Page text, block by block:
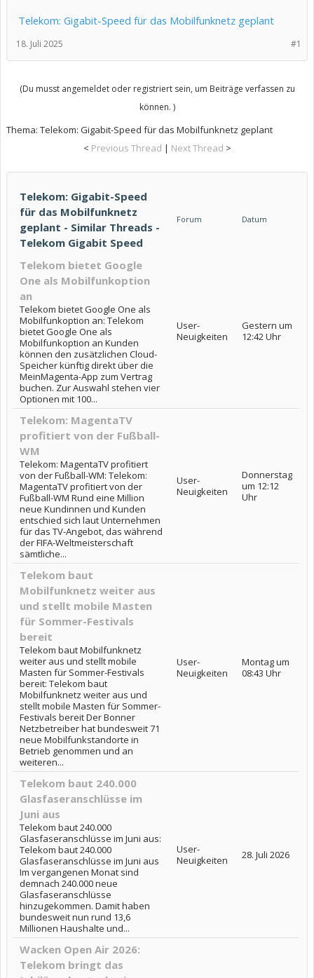
Telekom: Gigabit-Speed für das Mobilfunknetz geplant
#1
18. Juli 2025
(Du musst angemeldet oder registriert sein, um Beiträge verfassen zu
können. )
Thema: Telekom: Gigabit-Speed für das Mobilfunknetz geplant
< Previous Thread | Next Thread >
Telekom: Gigabit-Speed
für das Mobilfunknetz
geplant - Similar Threads -
Telekom Gigabit Speed
Forum Datum
Telekom bietet Google
One als Mobilfunkoption
an
Telekom bietet Google One als
Mobilfunkoption an: Telekom
bietet Google One als
Mobilfunkoption an Kunden
können den zusätzlichen Cloud-
Speicher künftig direkt über die
MeinMagenta-App zum Vertrag
buchen. Zur Auswahl stehen vier
Optionen mit 100...
User-
Neuigkeiten
Gestern um
12:42 Uhr
Telekom: MagentaTV
profitiert von der Fußball-
WM
Telekom: MagentaTV profitiert
von der Fußball-WM: Telekom:
MagentaTV profitiert von der
Fußball-WM Rund eine Million
neue Kundinnen und Kunden
entschied sich laut Unternehmen
für das TV-Angebot, das während
der FIFA-Weltmeisterschaft
sämtliche...
User-
Neuigkeiten
Donnerstag
um 12:12
Uhr
Telekom baut
Mobilfunknetz weiter aus
und stellt mobile Masten
für Sommer-Festivals
bereit
Telekom baut Mobilfunknetz
weiter aus und stellt mobile
Masten für Sommer-Festivals
bereit: Telekom baut
Mobilfunknetz weiter aus und
stellt mobile Masten für Sommer-
Festivals bereit Der Bonner
Netzbetreiber hat bundesweit 71
neue Mobilfunkstandorte in
Betrieb genommen und an
weiteren...
User-
Neuigkeiten
Montag um
08:43 Uhr
Telekom baut 240.000
Glasfaseranschlüsse im
Juni aus
Telekom baut 240.000
Glasfaseranschlüsse im Juni aus:
Telekom baut 240.000
Glasfaseranschlüsse im Juni aus
Im vergangenen Monat sind
demnach 240.000 neue
Glasfaseranschlüsse
hinzugekommen. Damit haben
bundesweit nun rund 13,6
Millionen Haushalte und...
User-
Neuigkeiten
28. Juli 2026
Wacken Open Air 2026:
Telekom bringt das